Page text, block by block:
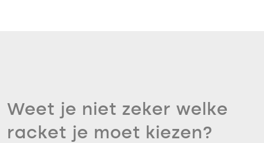
Weet je niet zeker welke
racket je moet kiezen?